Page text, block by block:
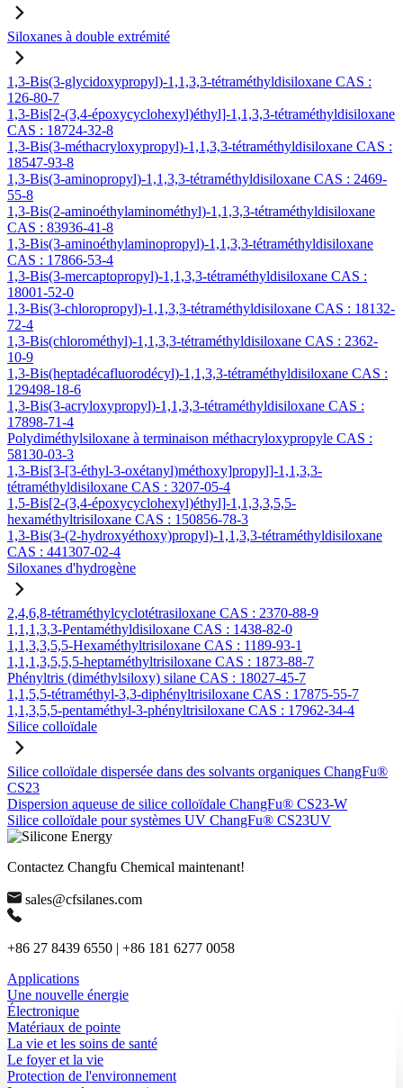
Siloxanes à double extrémité
1,3-Bis(3-glycidoxypropyl)-1,1,3,3-tétraméthyldisiloxane CAS :
126-80-7
1,3-Bis[2-(3,4-époxycyclohexyl)éthyl]-1,1,3,3-tétraméthyldisiloxane
CAS : 18724-32-8
1,3-Bis(3-méthacryloxypropyl)-1,1,3,3-tétraméthyldisiloxane CAS :
18547-93-8
1,3-Bis(3-aminopropyl)-1,1,3,3-tétraméthyldisiloxane CAS : 2469-
55-8
1,3-Bis(2-aminoéthylaminométhyl)-1,1,3,3-tétraméthyldisiloxane
CAS : 83936-41-8
1,3-Bis(3-aminoéthylaminopropyl)-1,1,3,3-tétraméthyldisiloxane
CAS : 17866-53-4
1,3-Bis(3-mercaptopropyl)-1,1,3,3-tétraméthyldisiloxane CAS :
18001-52-0
1,3-Bis(3-chloropropyl)-1,1,3,3-tétraméthyldisiloxane CAS : 18132-
72-4
1,3-Bis(chlorométhyl)-1,1,3,3-tétraméthyldisiloxane CAS : 2362-
10-9
1,3-Bis(heptadécafluorodécyl)-1,1,3,3-tétraméthyldisiloxane CAS :
129498-18-6
1,3-Bis(3-acryloxypropyl)-1,1,3,3-tétraméthyldisiloxane CAS :
17898-71-4
Polydiméthylsiloxane à terminaison méthacryloxypropyle CAS :
58130-03-3
1,3-Bis[3-[3-éthyl-3-oxétanyl)méthoxy]propyl]-1,1,3,3-
tétraméthyldisiloxane CAS : 3207-05-4
1,5-Bis[2-(3,4-époxycyclohexyl)éthyl]-1,1,3,3,5,5-
hexaméthyltrisiloxane CAS : 150856-78-3
1,3-Bis(3-(2-hydroxyéthoxy)propyl)-1,1,3,3-tétraméthyldisiloxane
CAS : 441307-02-4
Siloxanes d'hydrogène
2,4,6,8-tétraméthylcyclotétrasiloxane CAS : 2370-88-9
1,1,1,3,3-Pentaméthyldisiloxane CAS : 1438-82-0
1,1,3,3,5,5-Hexaméthyltrisiloxane CAS : 1189-93-1
1,1,1,3,5,5,5-heptaméthyltrisiloxane CAS : 1873-88-7
Phényltris (diméthylsiloxy) silane CAS : 18027-45-7
1,1,5,5-tétraméthyl-3,3-diphényltrisiloxane CAS : 17875-55-7
1,1,3,5,5-pentaméthyl-3-phényltrisiloxane CAS : 17962-34-4
Silice colloïdale
Silice colloïdale dispersée dans des solvants organiques ChangFu®
CS23
Dispersion aqueuse de silice colloïdale ChangFu® CS23-W
Silice colloïdale pour systèmes UV ChangFu® CS23UV
Contactez Changfu Chemical maintenant!
sales@cfsilanes.com
+86 27 8439 6550 | +86 181 6277 0058
Applications
Une nouvelle énergie
Électronique
Matériaux de pointe
La vie et les soins de santé
Le foyer et la vie
Protection de l'environnement